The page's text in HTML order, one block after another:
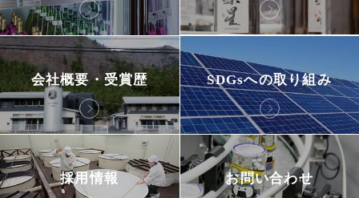
会社概要・受賞歴 SDGsへの取り組み
採用情報 お問い合わせ